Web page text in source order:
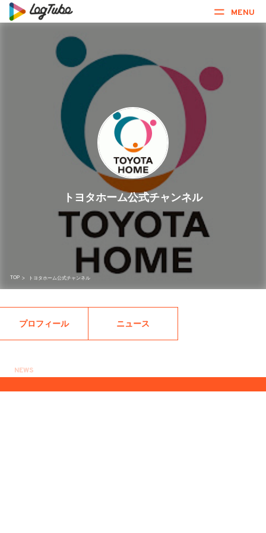
MENU
トヨタホーム公式チャンネル
TOP > トヨタホーム公式チャンネル
プロフィール ニュース
NEWS